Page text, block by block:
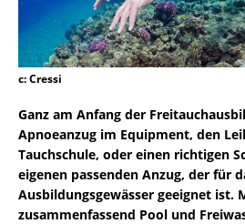
c: Cressi
Ganz am Anfang der
Apnoeanzug im Equipment, den
Tauchschule, oder einen richtigen
eigenen passenden Anzug, der für
Ausbildungsgewässer geeignet ist.
zusammenfassend Pool und